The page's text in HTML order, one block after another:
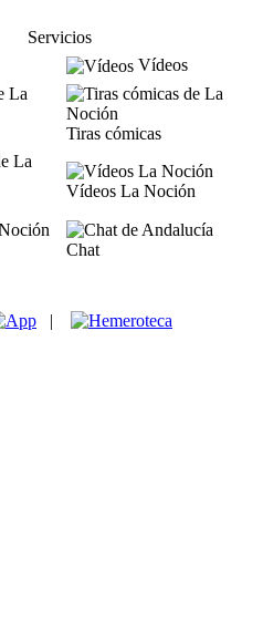
Servicios
Vídeos
Tiras cómicas
Vídeos La Noción
Chat
|